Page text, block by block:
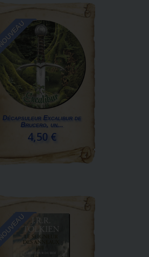
NOUVEAU
Décapsuleur Excalibur de
Brucero, un...
4,50 €
NOUVEAU